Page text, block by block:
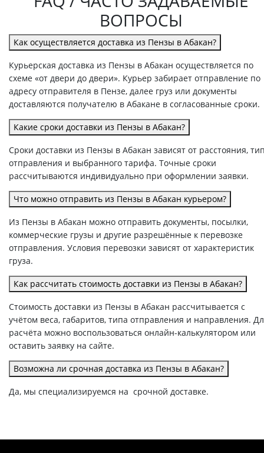
ВОПРОСЫ
Как осуществляется доставка из Пензы в Абакан?
Курьерская доставка из Пензы в Абакан осуществляется по
схеме «от двери до двери». Курьер забирает отправление по
адресу отправителя в Пензе, далее груз или документы
доставляются получателю в Абакане в согласованные сроки.
Какие сроки доставки из Пензы в Абакан?
Сроки доставки из Пензы в Абакан зависят от расстояния,
отправления и выбранного тарифа. Точные сроки
рассчитываются индивидуально при оформлении заявки.
Что можно отправить из Пензы в Абакан курьером?
Из Пензы в Абакан можно отправить документы, посылки,
коммерческие грузы и другие разрешённые к перевозке
отправления. Условия перевозки зависят от характеристик
груза.
Как рассчитать стоимость доставки из Пензы в Абакан?
Стоимость доставки из Пензы в Абакан рассчитывается с
учётом веса, габаритов, типа отправления и направления.
расчёта можно воспользоваться онлайн-калькулятором или
оставить заявку на сайте.
Возможна ли срочная доставка из Пензы в Абакан?
Да, мы специализируемся на срочной доставке.